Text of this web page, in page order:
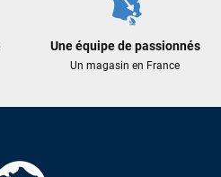
Une équipe de passionnés
Un magasin en France